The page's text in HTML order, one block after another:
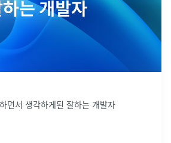
면서 생각하게된 잘하는 개발자